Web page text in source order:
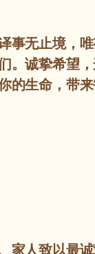
事无止境，
。诚挚希望
的生命，带
家人致以最诚